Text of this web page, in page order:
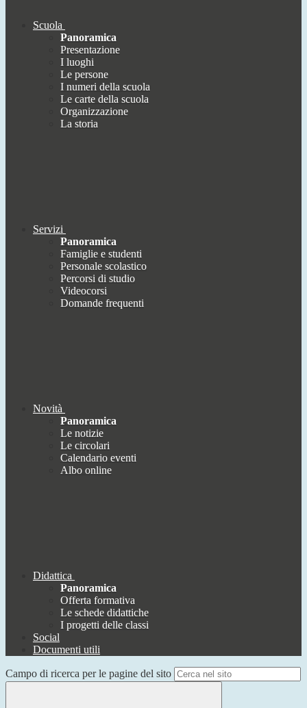
Scuola
Panoramica
Presentazione
I luoghi
Le persone
I numeri della scuola
Le carte della scuola
Organizzazione
La storia
Servizi
Panoramica
Famiglie e studenti
Personale scolastico
Percorsi di studio
Videocorsi
Domande frequenti
Novità
Panoramica
Le notizie
Le circolari
Calendario eventi
Albo online
Didattica
Panoramica
Offerta formativa
Le schede didattiche
I progetti delle classi
Social
Documenti utili
Campo di ricerca per le pagine del sito